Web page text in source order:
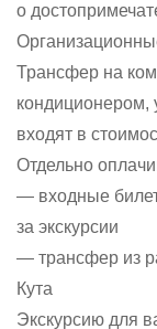
о
Трансфер на
кондиционером,
входят в
Отдельно
— входные
за экскурсии
— трансфер из
Кута
Экскурсию для